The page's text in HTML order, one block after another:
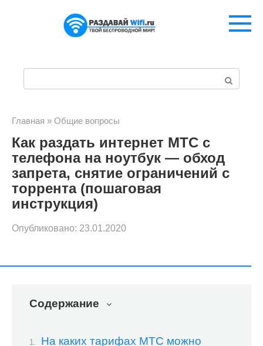
с
к
:
Главная » Общие вопросы
Как раздать интернет МТС с
телефона на ноутбук — обход
запрета, снятие ограничений с
торрента (пошаговая
инструкция)
Опубликовано: 23.01.2020
Содержание
На каких тарифах МТС можно